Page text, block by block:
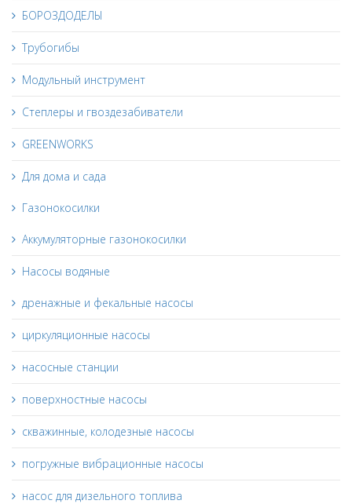
БОРОЗДОДЕЛЫ
Трубогибы
Модульный инструмент
Степлеры и гвоздезабиватели
GREENWORKS
Для дома и сада
Газонокосилки
Аккумуляторные газонокосилки
Насосы водяные
дренажные и фекальные насосы
циркуляционные насосы
насосные станции
поверхностные насосы
скважинные, колодезные насосы
погружные вибрационные насосы
насос для дизельного топлива